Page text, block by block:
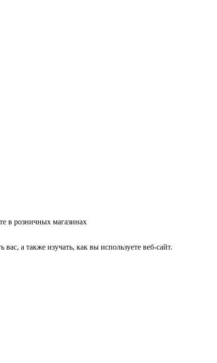
в розничных магазинах
а также изучать, как вы используете веб-сайт.